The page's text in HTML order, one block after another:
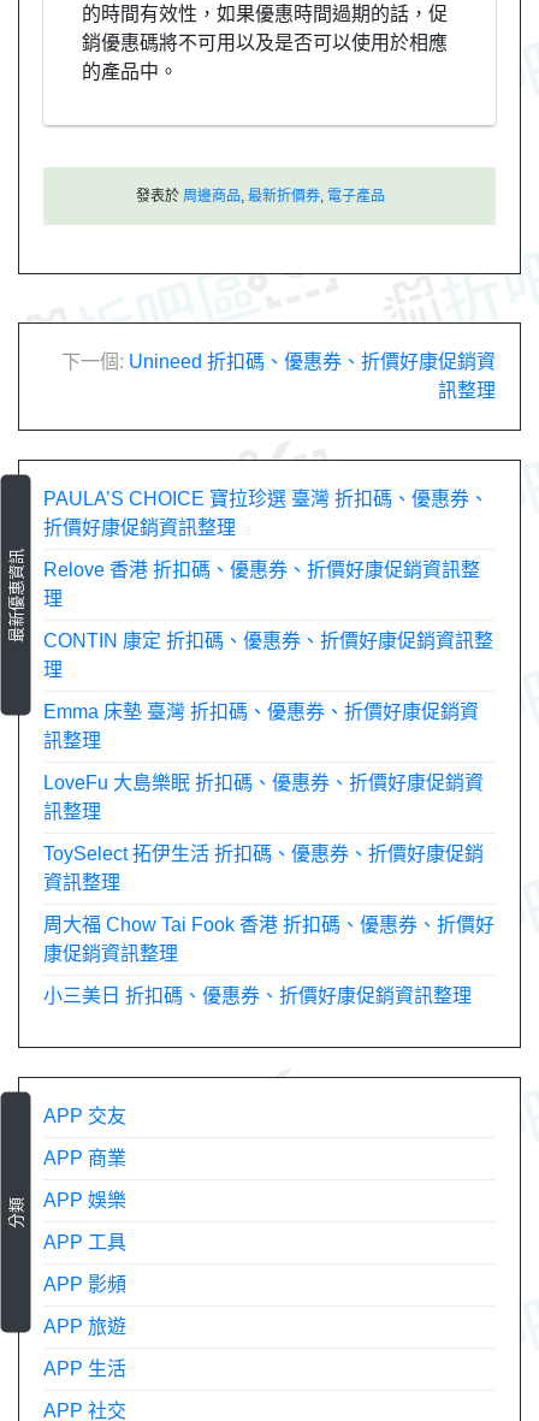
的時間有效性，如果優惠時間過期的話，促
銷優惠碼將不可用以及是否可以使用於相應
的產品中。
發表於 周邊商品 最新折價券 電子產品
文
導
覽
下一個: Unineed 折扣碼、優惠券、折價好康促銷資
訊整理
最新優惠資訊
PAULA’S CHOICE 寶拉珍選 臺灣 折扣碼、優惠券、
折價好康促銷資訊整理
Relove 香港 折扣碼、優惠券、折價好康促銷資訊整
理
CONTIN 康定 折扣碼、優惠券、折價好康促銷資訊整
理
Emma 床墊 臺灣 折扣碼、優惠券、折價好康促銷資
訊整理
LoveFu 大島樂眠 折扣碼、優惠券、折價好康促銷資
訊整理
ToySelect 拓伊生活 折扣碼、優惠券、折價好康促銷
資訊整理
周大福 Chow Tai Fook 香港 折扣碼、優惠券、折價好
康促銷資訊整理
小三美日 折扣碼、優惠券、折價好康促銷資訊整理
分類
APP 交友
APP 商業
APP 娛樂
APP 工具
APP 影頻
APP 旅遊
APP 生活
APP 社交